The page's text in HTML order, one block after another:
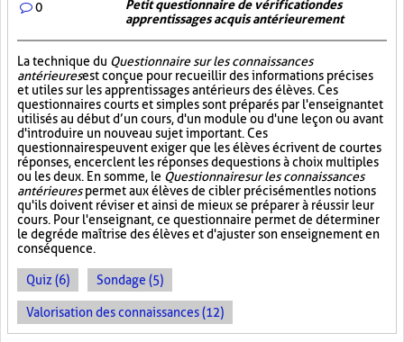
0
Petit questionnaire de vérification des
apprentissages acquis antérieurement
La technique du Questionnaire sur les connaissances
antérieuresest conçue pour recueillir des informations précises
et utiles sur les apprentissages antérieurs des élèves. Ces
questionnaires courts et simples sont préparés par l'enseignant et
utilisés au début d’un cours, d'un module ou d'une leçon ou avant
d'introduire un nouveau sujet important. Ces
questionnaires peuvent exiger que les élèves écrivent de courtes
réponses, encerclent les réponses de questions à choix multiples
ou les deux. En somme, le Questionnaire sur les connaissances
antérieurespermet aux élèves de cibler précisément les notions
qu'ils doivent réviser et ainsi de mieux se préparer à réussir leur
cours. Pour l'enseignant, ce questionnaire permet de déterminer
le degré de maîtrise des élèves et d'ajuster son enseignement en
conséquence.
Quiz (6) Sondage (5)
Valorisation des connaissances (12)